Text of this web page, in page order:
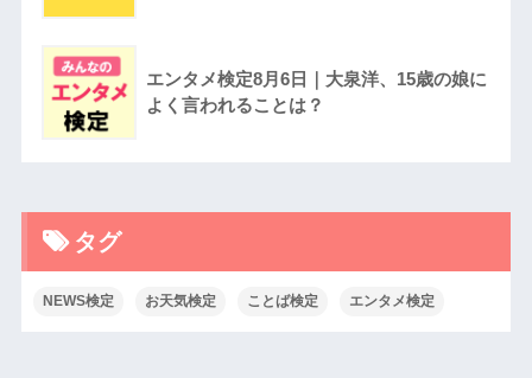
エンタメ検定8月6日｜大泉洋、15歳の娘に
よく言われることは？
タグ
NEWS検定 お天気検定 ことば検定 エンタメ検定